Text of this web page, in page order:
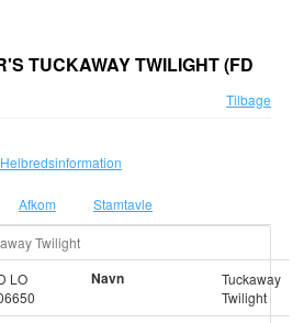
TUCKAWAY TWILIGHT(FD
Tilbage
Helbredsinformation
Afkom Stamtavle
Twilight
LO
Navn
Tuckaway
Twilight